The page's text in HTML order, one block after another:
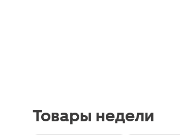
Товары недели